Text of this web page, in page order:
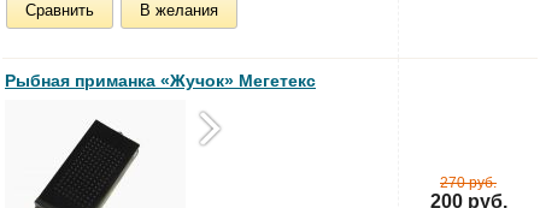
Сравнить В желания
Рыбная приманка «Жучок» Мегетекс
270 руб.
200 руб.